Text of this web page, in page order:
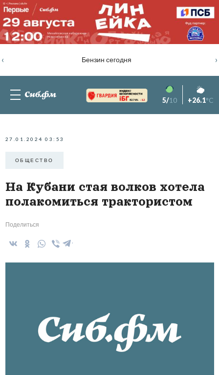
Бензин сегодня
‹ ›
82.76% -1.2 5/10 +26.1°C
27.01.2024 03:53
ОБЩЕСТВО
На Кубани стая волков хотела
полакомиться трактористом
Поделиться